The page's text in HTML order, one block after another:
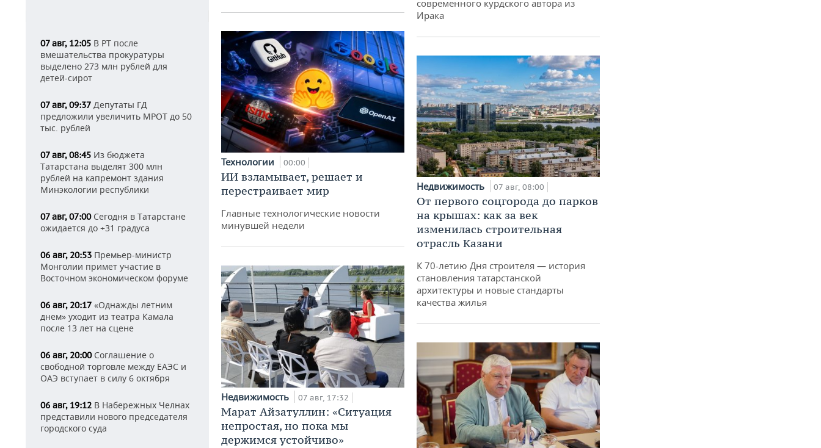
07 авг, 12:05 В РТ после
вмешательства прокуратуры
выделено 273 млн рублей для
детей-сирот
07 авг, 09:37 Депутаты ГД
предложили увеличить МРОТ до 50
тыс. рублей
07 авг, 08:45 Из бюджета
Татарстана выделят 300 млн
рублей на капремонт здания
Минэкологии республики
07 авг, 07:00Сегодня в Татарстане
ожидается до +31 градуса
06 авг, 20:53 Премьер-министр
Монголии примет участие в
Восточном экономическом форуме
06 авг, 20:17 «Однажды летним
днем» уходит из театра Камала
после 13 лет на сцене
06 авг, 20:00Соглашение о
свободной торговле между ЕАЭС и
ОАЭ вступает в силу 6 октября
06 авг, 19:12 В Набережных Челнах
представили нового председателя
городского суда
Технологии 00:00
ИИ взламывает, решает и
перестраивает мир
Главные технологические новости
минувшей недели
Недвижимость 07 авг, 17:32
Марат Айзатуллин: «Ситуация
непростая, но пока мы
держимся устойчиво»
современного курдского автора из
Ирака
Недвижимость 07 авг, 08:00
От первого соцгорода до парков
на крышах: как за век
изменилась строительная
отрасль Казани
К 70-летию Дня строителя — история
становления татарстанской
архитектуры и новые стандарты
качества жилья